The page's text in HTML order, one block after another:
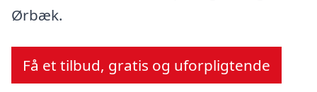
Ørbæk.
Få et tilbud, gratis og uforpligtende